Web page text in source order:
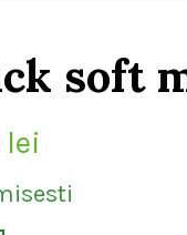
soft
lei